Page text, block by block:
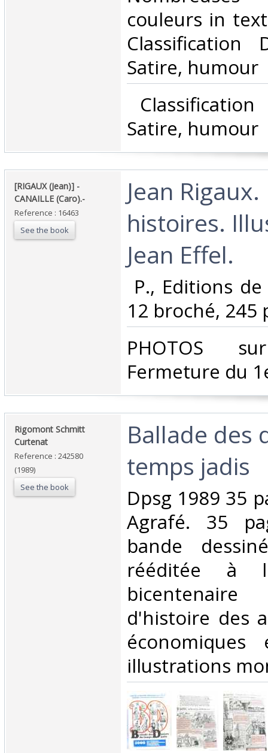
couleurs in
Classification
Satire, humour‎
Satire, humour‎
‎[RIGAUX (Jean)] -
CANAILLE (Caro).-‎
Reference : 16463
See the book
‎Jean
histoires.
Jean Effel.‎
P., Editions
12 broché, 245
‎PHOTOS
Fermeture du
‎Rigomont Schmitt
Curtenat‎
Reference : 242580
(1989)
See the book
‎Ballade des
temps jadis‎
‎Dpsg 1989 35
Agrafé. 35
bande
rééditée à
d'histoire des
économiques
illustrations